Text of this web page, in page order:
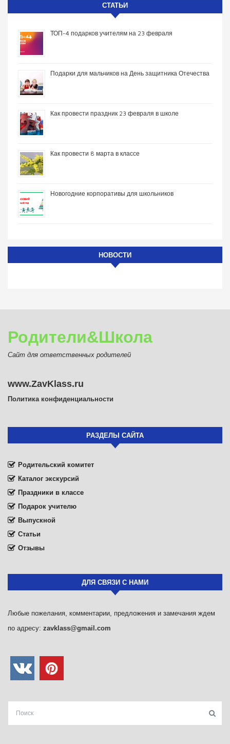
СТАТЬИ
ТОП-4 подарков учителям на 23 февраля
Подарки для мальчиков на День защитника Отечества
Как провести праздник 23 февраля в школе
Как провести 8 марта в классе
Новогодние корпоративы для школьников
НОВОСТИ
Родители&Школа
Сайт для ответственных родителей
www.ZavKlass.ru
Политика конфиденциальности
РАЗДЕЛЫ САЙТА
Родительский комитет
Каталог экскурсий
Праздники в классе
Подарок учителю
Выпускной
Статьи
Отзывы
ДЛЯ СВЯЗИ С НАМИ
Любые пожелания, комментарии, предложения и замечания ждем
по адресу: zavklass@gmail.com